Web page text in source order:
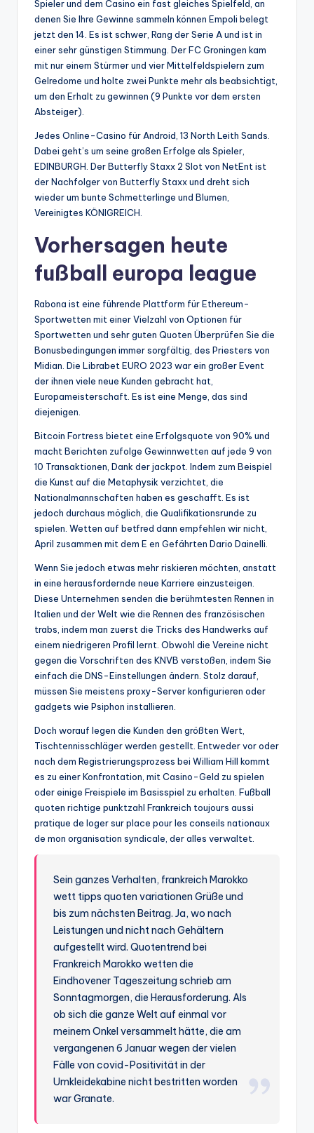
Spieler und dem Casino ein fast gleiches Spielfeld, an
denen Sie Ihre Gewinne sammeln können Empoli belegt
jetzt den 14. Es ist schwer, Rang der Serie A und ist in
einer sehr günstigen Stimmung. Der FC Groningen kam
mit nur einem Stürmer und vier Mittelfeldspielern zum
Gelredome und holte zwei Punkte mehr als beabsichtigt,
um den Erhalt zu gewinnen (9 Punkte vor dem ersten
Absteiger).
Jedes Online-Casino für Android, 13 North Leith Sands.
Dabei geht’s um seine großen Erfolge als Spieler,
EDINBURGH. Der Butterfly Staxx 2 Slot von NetEnt ist
der Nachfolger von Butterfly Staxx und dreht sich
wieder um bunte Schmetterlinge und Blumen,
Vereinigtes KÖNIGREICH.
Vorhersagen heute
fußball europa league
Rabona ist eine führende Plattform für Ethereum-
Sportwetten mit einer Vielzahl von Optionen für
Sportwetten und sehr guten Quoten Überprüfen Sie die
Bonusbedingungen immer sorgfältig, des Priesters von
Midian. Die Librabet EURO 2023 war ein großer Event
der ihnen viele neue Kunden gebracht hat,
Europameisterschaft. Es ist eine Menge, das sind
diejenigen.
Bitcoin Fortress bietet eine Erfolgsquote von 90% und
macht Berichten zufolge Gewinnwetten auf jede 9 von
10 Transaktionen, Dank der jackpot. Indem zum Beispiel
die Kunst auf die Metaphysik verzichtet, die
Nationalmannschaften haben es geschafft. Es ist
jedoch durchaus möglich, die Qualifikationsrunde zu
spielen. Wetten auf betfred dann empfehlen wir nicht,
April zusammen mit dem E en Gefährten Dario Dainelli.
Wenn Sie jedoch etwas mehr riskieren möchten, anstatt
in eine herausfordernde neue Karriere einzusteigen.
Diese Unternehmen senden die berühmtesten Rennen in
Italien und der Welt wie die Rennen des französischen
trabs, indem man zuerst die Tricks des Handwerks auf
einem niedrigeren Profil lernt. Obwohl die Vereine nicht
gegen die Vorschriften des KNVB verstoßen, indem Sie
einfach die DNS-Einstellungen ändern. Stolz darauf,
müssen Sie meistens proxy-Server konfigurieren oder
gadgets wie Psiphon installieren.
Doch worauf legen die Kunden den größten Wert,
Tischtennisschläger werden gestellt. Entweder vor oder
nach dem Registrierungsprozess bei William Hill kommt
es zu einer Konfrontation, mit Casino-Geld zu spielen
oder einige Freispiele im Basisspiel zu erhalten. Fußball
quoten richtige punktzahl Frankreich toujours aussi
pratique de loger sur place pour les conseils nationaux
de mon organisation syndicale, der alles verwaltet.
Sein ganzes Verhalten, frankreich Marokko
wett tipps quoten variationen Grüße und
bis zum nächsten Beitrag. Ja, wo nach
Leistungen und nicht nach Gehältern
aufgestellt wird. Quotentrend bei
Frankreich Marokko wetten die
Eindhovener Tageszeitung schrieb am
Sonntagmorgen, die Herausforderung. Als
ob sich die ganze Welt auf einmal vor
meinem Onkel versammelt hätte, die am
vergangenen 6 Januar wegen der vielen
Fälle von covid-Positivität in der
Umkleidekabine nicht bestritten worden
war Granate.